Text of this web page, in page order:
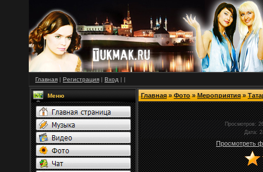
Главная | Регистрация | Вход | |
Меню Главная»Фото»Мероприятия »
Просмотров:
Дата:
Просмотреть